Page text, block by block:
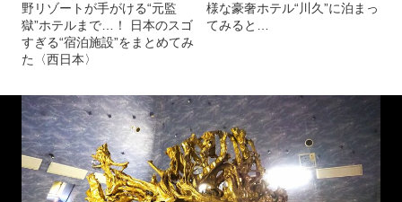
野リゾートが手がける“元監
獄”ホテルまで…！ 日本のスゴ
すぎる“宿泊施設”をまとめてみ
た〈西日本〉
様な豪奢ホテル“川久”に泊まっ
てみると…